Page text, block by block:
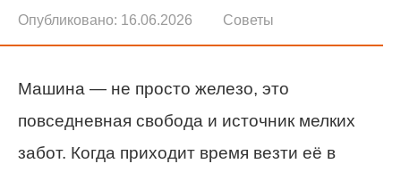
Опубликовано: 16.06.2026 Советы
Машина — не просто железо, это
повседневная свобода и источник мелких
забот. Когда приходит время везти её в